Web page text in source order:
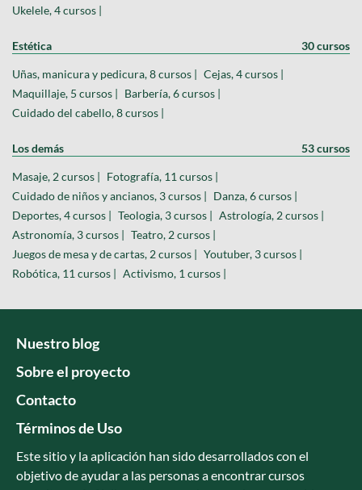
Ukelele, 4 cursos |
Estética 30 cursos
Uñas, manicura y pedicura, 8 cursos | Cejas, 4 cursos |
Maquillaje, 5 cursos | Barbería, 6 cursos |
Cuidado del cabello, 8 cursos |
Los demás 53 cursos
Masaje, 2 cursos | Fotografía, 11 cursos |
Cuidado de niños y ancianos, 3 cursos | Danza, 6 cursos |
Deportes, 4 cursos | Teologia, 3 cursos | Astrología, 2 cursos |
Astronomía, 3 cursos | Teatro, 2 cursos |
Juegos de mesa y de cartas, 2 cursos | Youtuber, 3 cursos |
Robótica, 11 cursos | Activismo, 1 cursos |
Nuestro blog
Sobre el proyecto
Contacto
Términos de Uso
Este sitio y la aplicación han sido desarrollados con el
objetivo de ayudar a las personas a encontrar cursos